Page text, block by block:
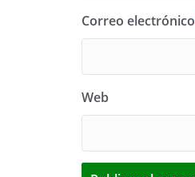
Correo electrónico
Web